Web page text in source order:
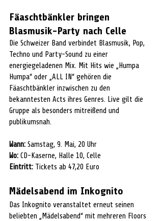
Fäaschtbänkler bringen
Blasmusik-Party nach Celle
Die Schweizer Band verbindet Blasmusik, Pop,
Techno und Party-Sound zu einer
energiegeladenen Mix. Mit Hits wie „Humpa
Humpa“ oder „ALL IN“ gehören die
Fäaschtbänkler inzwischen zu den
bekanntesten Acts ihres Genres. Live gilt die
Gruppe als besonders mitreißend und
publikumsnah.
Wann: Samstag, 9. Mai, 20 Uhr
Wo: CD-Kaserne, Halle 10, Celle
Eintritt: Tickets ab 47,20 Euro
Mädelsabend im Inkognito
Das Inkognito veranstaltet erneut seinen
beliebten „Mädelsabend“ mit mehreren Floors